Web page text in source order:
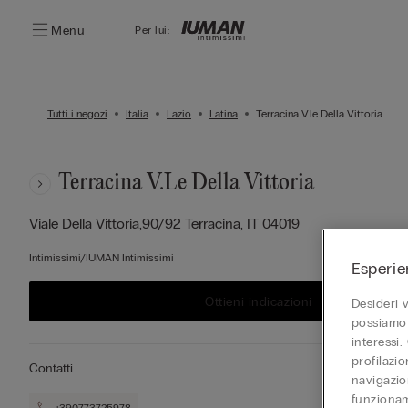
Menu Per lui:
Tutti i negozi Italia Lazio Latina Terracina V.le Della Vittoria
Terracina V.le Della Vittoria
Viale Della Vittoria,90/92 Terracina, IT 04019
Intimissimi/IUMAN Intimissimi
Ottieni indicazioni
Contatti
Desideri
interessi.